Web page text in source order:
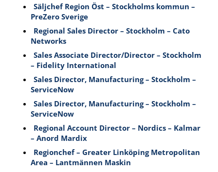
Säljchef Region Öst – Stockholms kommun –
PreZero Sverige
Regional Sales Director – Stockholm – Cato
Networks
Sales Associate Director/Director – Stockholm
– Fidelity International
Sales Director, Manufacturing – Stockholm –
ServiceNow
Sales Director, Manufacturing – Stockholm –
ServiceNow
Regional Account Director – Nordics – Kalmar
– Anord Mardix
Regionchef – Greater Linköping Metropolitan
Area – Lantmännen Maskin